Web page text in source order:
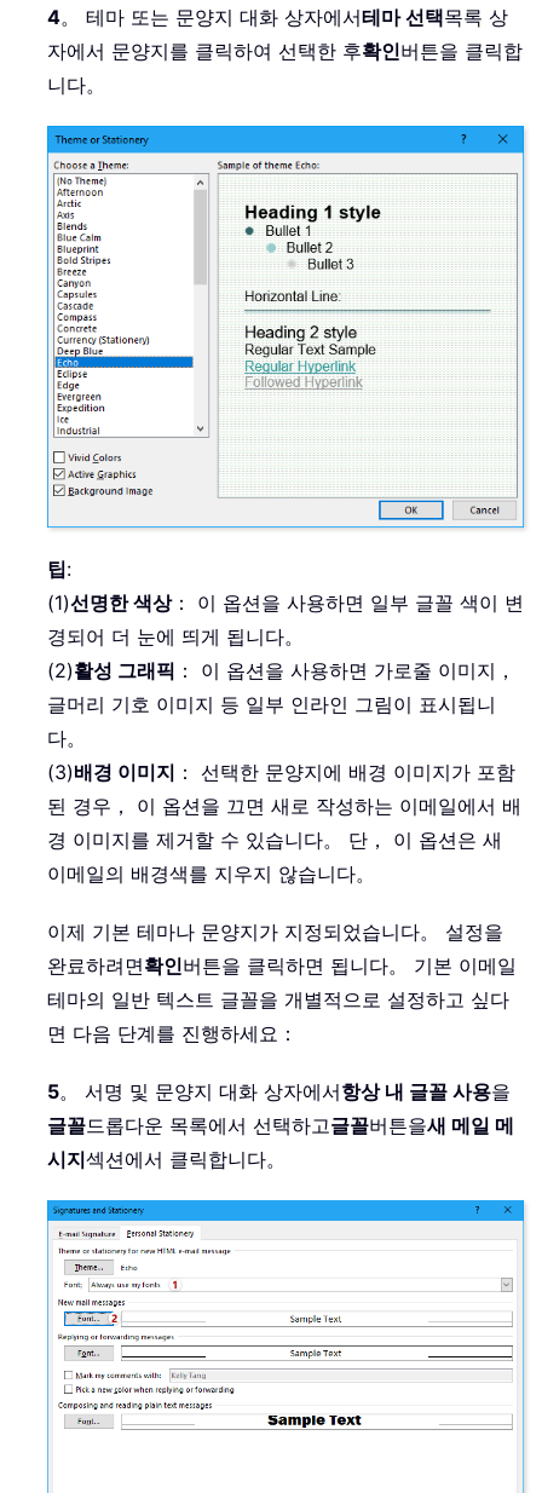
4。 테마 또는 문양지 대화 상자에서테마 선택목록 상
자에서 문양지를 클릭하여 선택한 후확인버튼을 클릭합
니다。
팁:
(1)선명한 색상： 이 옵션을 사용하면 일부 글꼴 색이 변
경되어 더 눈에 띄게 됩니다。
(2)활성 그래픽 ： 이 옵션을 사용하면 가로줄 이미지，
글머리 기호 이미지 등 일부 인라인 그림이 표시됩니
다。
(3)배경 이미지 ： 선택한 문양지에 배경 이미지가 포함
된 경우， 이 옵션을 끄면 새로 작성하는 이메일에서 배
경 이미지를 제거할 수 있습니다。 단， 이 옵션은 새
이메일의 배경색를 지우지 않습니다。
이제 기본 테마나 문양지가 지정되었습니다。 설정을
완료하려면확인버튼을 클릭하면 됩니다。 기본 이메일
테마의 일반 텍스트 글꼴을 개별적으로 설정하고 싶다
면 다음 단계를 진행하세요：
5。 서명 및 문양지 대화 상자에서항상 내 글꼴 사용을
글꼴드롭다운 목록에서 선택하고글꼴버튼을새 메일 메
시지섹션에서 클릭합니다。